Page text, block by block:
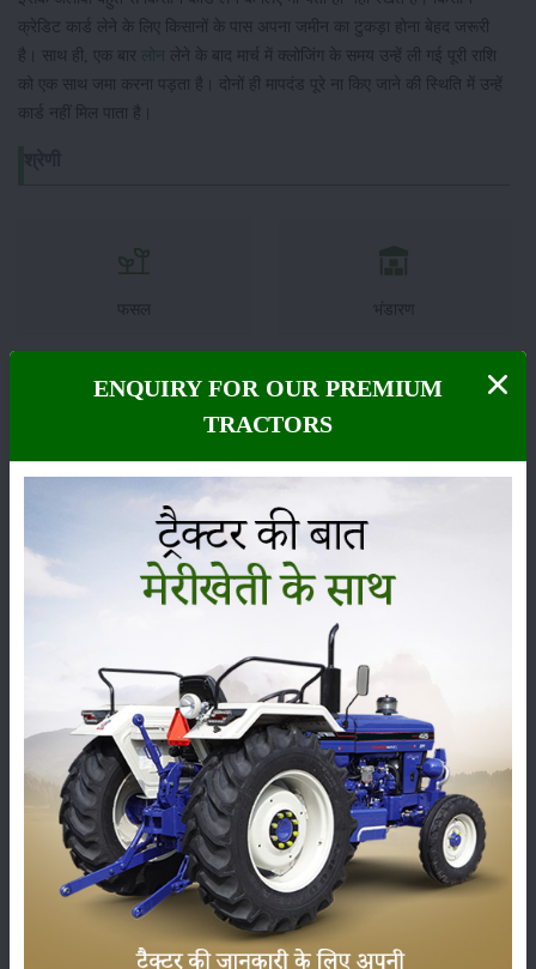
क्रेडिट कार्ड लेने के लिए किसानों के पास अपना जमीन का टुकड़ा होना बेहद जरूरी
है। साथ ही, एक बार
लोन लेने के बाद मार्च में क्लोजिंग के समय उन्हें ली गई पूरी राशि
को एक साथ जमा करना पड़ता है। दोनों ही मापदंड पूरे ना किए जाने की स्थिति में उन्हें
कार्ड नहीं मिल पाता है।
फसल भंडारण
कृषि यंत्र समाचार
सम्पादकीय अन्य
लाड़ली बहना योजना की 36वीं किस्त जारी, करोड़ों महिलाओं के
खातों में पहुंचे 1500 रुपये
16-May-2026
ट्रैक्टर बिक्री में महिंद्रा ने अप्रैल 2026 में दर्ज की 20% से
अधिक वृद्धि
01-May-2026
ENQUIRY FOR OUR PREMIUM
TRACTORS